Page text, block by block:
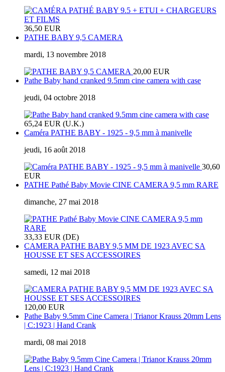
36,50 EUR
PATHE BABY 9,5 CAMERA
mardi, 13 novembre 2018
20,00 EUR
Pathe Baby hand cranked 9.5mm cine camera with case
jeudi, 04 octobre 2018
65,24 EUR (U.K.)
Caméra PATHE BABY - 1925 - 9,5 mm à manivelle
jeudi, 16 août 2018
30,60
EUR
PATHE Pathé Baby Movie CINE CAMERA 9,5 mm RARE
dimanche, 27 mai 2018
33,33 EUR (DE)
CAMERA PATHE BABY 9,5 MM DE 1923 AVEC SA
HOUSSE ET SES ACCESSOIRES
samedi, 12 mai 2018
120,00 EUR
Pathe Baby 9.5mm Cine Camera | Trianor Krauss 20mm Lens
| C:1923 | Hand Crank
mardi, 08 mai 2018